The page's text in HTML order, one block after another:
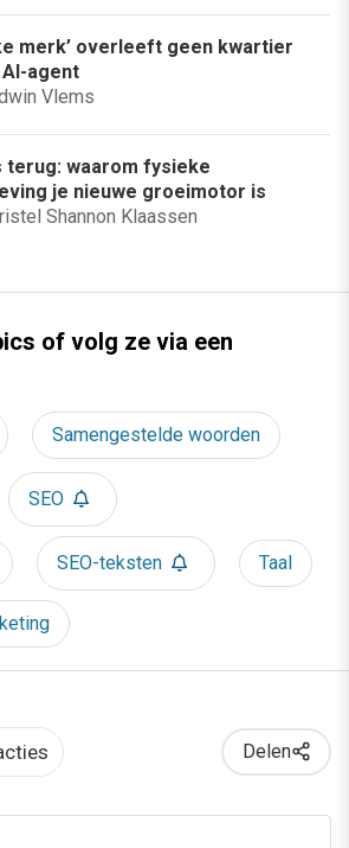
merk’ overleeft geen kwartier
agent
Vlems
terug: waarom fysieke
je nieuwe groeimotor is
Shannon Klaassen
of volg ze via een
Samengestelde woorden
SEO
SEO-teksten Taal
Delen